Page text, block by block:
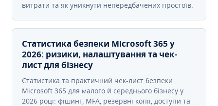
витрати та як уникнути непередбачених простоїв.
Статистика безпеки Microsoft 365 у
2026: ризики, налаштування та чек-
лист для бізнесу
Статистика та практичний чек-лист безпеки
Microsoft 365 для малого й середнього бізнесу у
2026 році: фішинг, MFA, резервні копії, доступи та